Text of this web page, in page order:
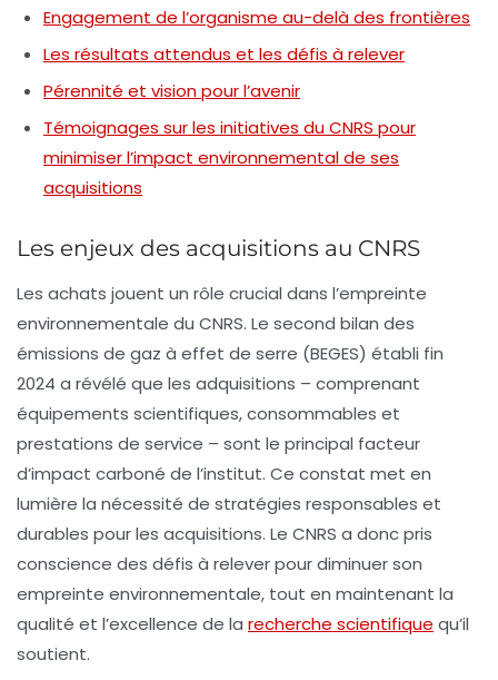
Engagement de l’organisme au-delà des frontières
Les résultats attendus et les défis à relever
Pérennité et vision pour l’avenir
Témoignages sur les initiatives du CNRS pour
minimiser l’impact environnemental de ses
acquisitions
Les enjeux des acquisitions au CNRS
Les achats jouent un rôle crucial dans l’empreinte
environnementale du CNRS. Le second bilan des
émissions de gaz à effet de serre (BEGES) établi fin
2024 a révélé que les adquisitions – comprenant
équipements scientifiques, consommables et
prestations de service – sont le principal facteur
d’impact carboné de l’institut. Ce constat met en
lumière la nécessité de stratégies responsables et
durables pour les acquisitions. Le CNRS a donc pris
conscience des défis à relever pour diminuer son
empreinte environnementale, tout en maintenant la
qualité et l’excellence de la recherche scientifique qu’il
soutient.